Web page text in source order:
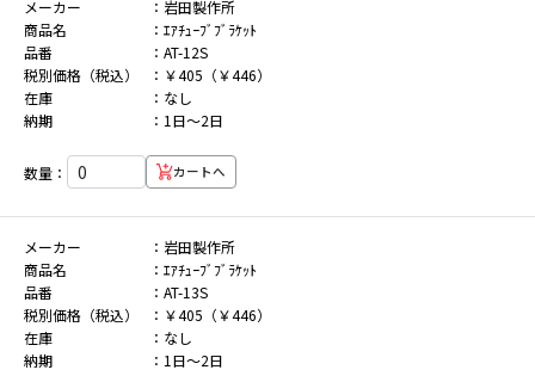
メーカー
岩田製作所
商品名
ｴｱﾁｭｰﾌﾞﾌﾞﾗｹｯﾄ
品番
AT-12S
税別価格（税込）
￥405（￥446）
在庫
なし
納期
1日～2日
数量： カートへ
メーカー
岩田製作所
商品名
ｴｱﾁｭｰﾌﾞﾌﾞﾗｹｯﾄ
品番
AT-13S
税別価格（税込）
￥405（￥446）
在庫
なし
納期
1日～2日